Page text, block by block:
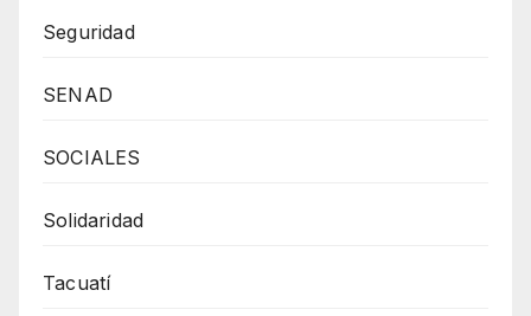
Seguridad
SENAD
SOCIALES
Solidaridad
Tacuatí